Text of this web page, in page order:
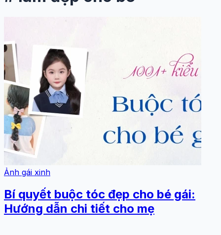
Ảnh gái xinh
Bí quyết buộc tóc đẹp cho bé gái:
Hướng dẫn chi tiết cho mẹ